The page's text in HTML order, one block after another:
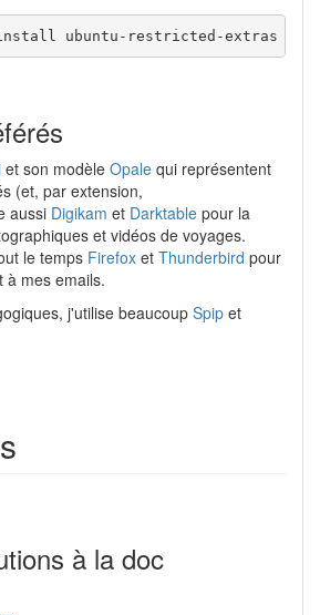
ubuntu-restricted-extras
et son modèle Opale qui représentent
(et, par extension,
aussi Digikam et Darktable pour la
et vidéos de voyages.
le temps Firefox et Thunderbird pour
à mes emails.
j'utilise beaucoup Spip et
à la doc